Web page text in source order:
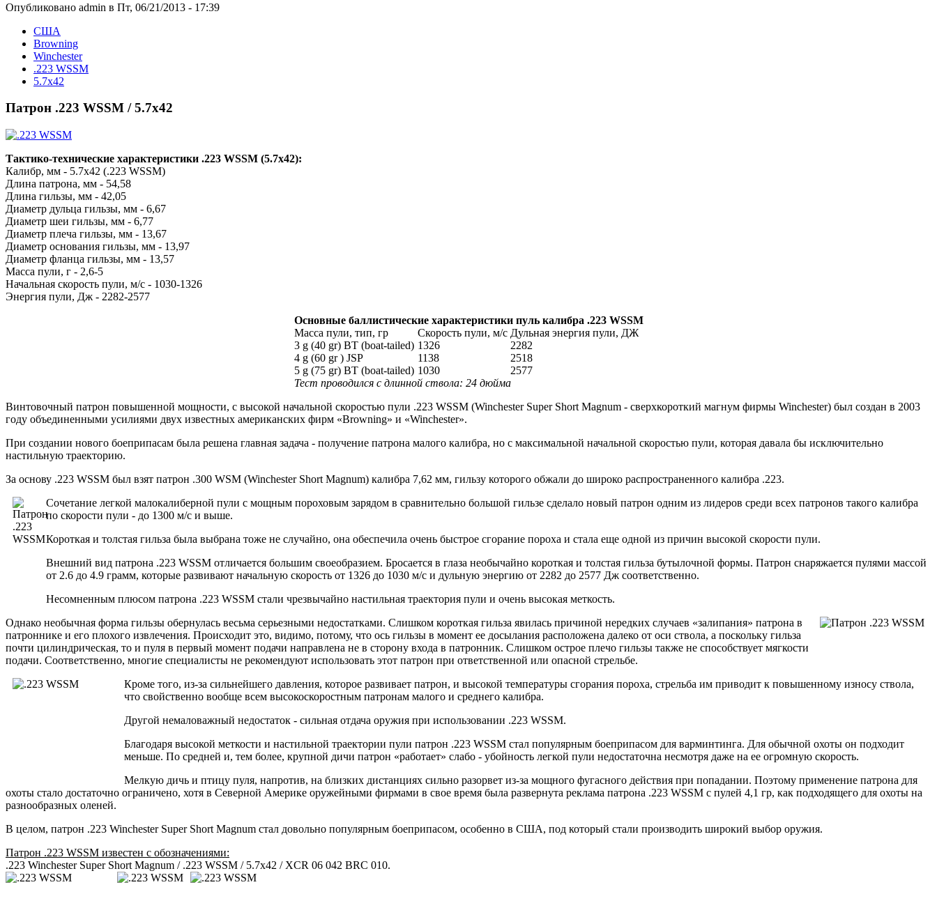
Опубликовано admin в Пт, 06/21/2013 - 17:39
США
Browning
Winchester
.223 WSSM
5.7x42
Патрон .223 WSSM / 5.7x42
Тактико-технические характеристики .223 WSSM (5.7x42):
Калибр, мм - 5.7x42 (.223 WSSM)
Длина патрона, мм - 54,58
Длина гильзы, мм - 42,05
Диаметр дульца гильзы, мм - 6,67
Диаметр шеи гильзы, мм - 6,77
Диаметр плеча гильзы, мм - 13,67
Диаметр основания гильзы, мм - 13,97
Диаметр фланца гильзы, мм - 13,57
Масса пули, г - 2,6-5
Начальная скорость пули, м/с - 1030-1326
Энергия пули, Дж - 2282-2577
Основные баллистические характеристики пуль калибра .223 WSSM
Масса пули, тип, гр
Скорость пули, м/с Дульная энергия пули, ДЖ
3 g (40 gr) BT (boat-tailed) 1326
2282
4 g (60 gr ) JSP
1138
2518
5 g (75 gr) BT (boat-tailed) 1030
2577
Тест проводился с длинной ствола: 24 дюйма
Винтовочный патрон повышенной мощности, с высокой начальной скоростью пули .223 WSSM (Winchester Super Short Magnum - сверхкороткий магнум фирмы Winchester) был создан в 2003
году объединенными усилиями двух известных американских фирм «Browning» и «Winchester».
При создании нового боеприпасам была решена главная задача - получение патрона малого калибра, но с максимальной начальной скоростью пули, которая давала бы исключительно
настильную траекторию.
За основу .223 WSSM был взят патрон .300 WSM (Winchester Short Magnum) калибра 7,62 мм, гильзу которого обжали до широко распространенного калибра .223.
Сочетание легкой малокалиберной пули с мощным пороховым зарядом в сравнительно большой гильзе сделало новый патрон одним из лидеров среди всех патронов такого калибра
по скорости пули - до 1300 м/с и выше.
Короткая и толстая гильза была выбрана тоже не случайно, она обеспечила очень быстрое сгорание пороха и стала еще одной из причин высокой скорости пули.
Внешний вид патрона .223 WSSM отличается большим своеобразием. Бросается в глаза необычайно короткая и толстая гильза бутылочной формы. Патрон снаряжается пулями массой
от 2.6 до 4.9 грамм, которые развивают начальную скорость от 1326 до 1030 м/с и дульную энергию от 2282 до 2577 Дж соответственно.
Несомненным плюсом патрона .223 WSSM стали чрезвычайно настильная траектория пули и очень высокая меткость.
Однако необычная форма гильзы обернулась весьма серьезными недостатками. Слишком короткая гильза явилась причиной нередких случаев «залипания» патрона в
патроннике и его плохого извлечения. Происходит это, видимо, потому, что ось гильзы в момент ее досылания расположена далеко от оси ствола, а поскольку гильза
почти цилиндрическая, то и пуля в первый момент подачи направлена не в сторону входа в патронник. Слишком острое плечо гильзы также не способствует мягкости
подачи. Соответственно, многие специалисты не рекомендуют использовать этот патрон при ответственной или опасной стрельбе.
Кроме того, из-за сильнейшего давления, которое развивает патрон, и высокой температуры сгорания пороха, стрельба им приводит к повышенному износу ствола,
что свойственно вообще всем высокоскоростным патронам малого и среднего калибра.
Другой немаловажный недостаток - сильная отдача оружия при использовании .223 WSSM.
Благодаря высокой меткости и настильной траектории пули патрон .223 WSSM стал популярным боеприпасом для варминтинга. Для обычной охоты он подходит
меньше. По средней и, тем более, крупной дичи патрон «работает» слабо - убойность легкой пули недостаточна несмотря даже на ее огромную скорость.
Мелкую дичь и птицу пуля, напротив, на близких дистанциях сильно разорвет из-за мощного фугасного действия при попадании. Поэтому применение патрона для
охоты стало достаточно ограничено, хотя в Северной Америке оружейными фирмами в свое время была развернута реклама патрона .223 WSSM с пулей 4,1 гр, как подходящего для охоты на
разнообразных оленей.
В целом, патрон .223 Winchester Super Short Magnum стал довольно популярным боеприпасом, особенно в США, под который стали производить широкий выбор оружия.
Патрон .223 WSSM известен с обозначениями:
.223 Winchester Super Short Magnum / .223 WSSM / 5.7x42 / XCR 06 042 BRC 010.